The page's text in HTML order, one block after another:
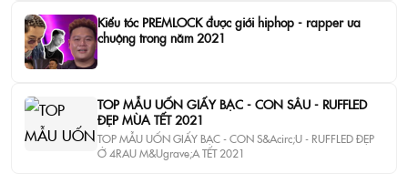
Kiểu tóc PREMLOCK được giới hiphop - rapper ưa
chuộng trong năm 2021
TOP MẪU UỐN GIẤY BẠC - CON SÂU - RUFFLED
ĐẸP MÙA TẾT 2021
TOP MẪU UỐN GIẤY BẠC - CON S&Acirc;U - RUFFLED ĐẸP
Ở 4RAU M&Ugrave;A TẾT 2021